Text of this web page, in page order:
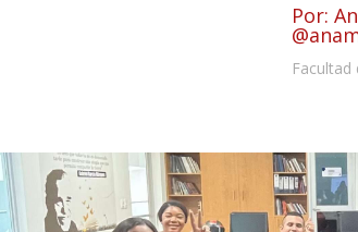
Por:
Facultad